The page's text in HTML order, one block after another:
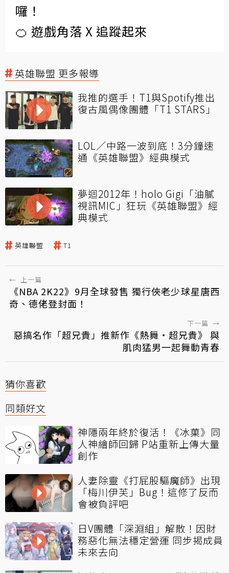
囉！
🍊 遊戲角落 X 追蹤起來
英雄聯盟 更多報導
我推的選手！T1與Spotify推出
復古風偶像團體「T1 STARS」
LOL／中路一波到底！3分鐘速
通《英雄聯盟》經典模式
夢迴2012年！holo Gigi「油膩
視訊MIC」狂玩《英雄聯盟》經
典模式
英雄聯盟 T1
← 上一篇
《NBA 2K22》9月全球發售 獨行俠老少球星唐西
奇、德佬登封面！
下一篇 →
惡搞名作「超兄貴」推新作《熱舞・超兄貴》 與
肌肉猛男一起舞動青春
猜你喜歡
同類好文
神隱兩年終於復活！《冰菓》同
人神繪師回歸 P站重新上傳大量
創作
人妻除靈《打屁股驅魔師》出現
「梅川伊芙」Bug！這修了反而
會被負評吧
日V團體「深淵組」解散！因財
務惡化無法穩定營運 同步揭成員
未來去向